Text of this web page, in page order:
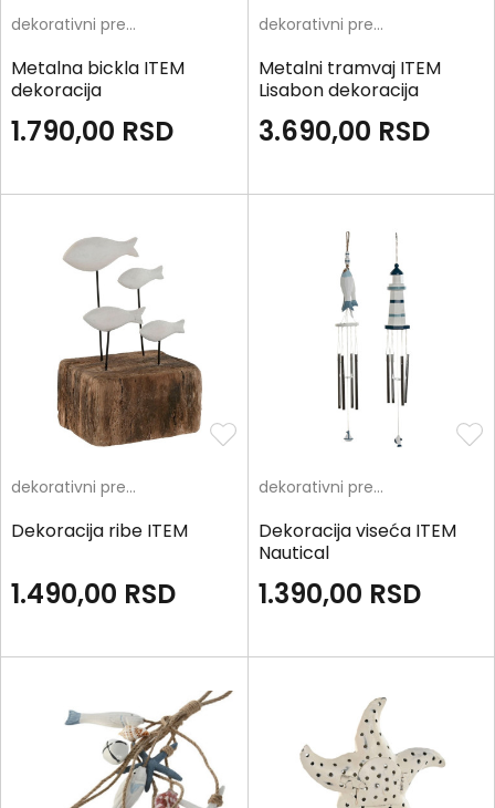
dekorativni predmeti
Metalna bickla ITEM
dekoracija
1.790,00 RSD
dekorativni predmeti
Metalni tramvaj ITEM
Lisabon dekoracija
3.690,00 RSD
dekorativni predmeti
Dekoracija ribe ITEM
1.490,00 RSD
dekorativni predmeti
Dekoracija viseća ITEM
Nautical
1.390,00 RSD